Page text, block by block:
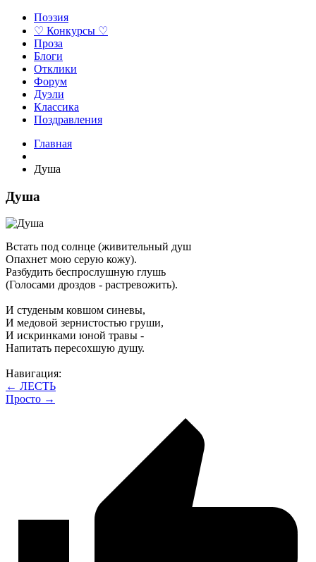
Поэзия
♡ Конкурсы ♡
Проза
Блоги
Отклики
Форум
Дуэли
Классика
Поздравления
Главная
Душа
Душа
Встать под солнце (живительный душ
Опахнет мою серую кожу).
Разбудить беспрослушную глушь
(Голосами дроздов - растревожить).
И студеным ковшом синевы,
И медовой зернистостью груши,
И искринками юной травы -
Напитать пересохшую душу.
Навигация:
← ЛЕСТЬ
Просто →